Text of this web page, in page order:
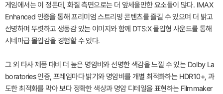
게임에서는 이 정돈데, 화질 측면으로는 더 앞세울만한 요소들이 많다. IMAX
Enhanced 인증을 통해 프리미엄 스트리밍 콘텐츠를 즐길 수 있으며 더 밝고
선명하며 뚜렷하고 생동감 있는 이미지와 함께 DTS:X 몰입형 사운드를 통해
시네마급 몰입감을 경험할 수 있다.
그 외 타사 제품 대비 더 높은 명암비와 선명한 색감을 느낄 수 있는 Dolby La
boratories 인증, 프레임마다 밝기와 명암비를 개별 최적화하는 HDR10+, 과
도한 최적화를 막아 보다 정확한 색상과 명암 디테일을 표현하는 Filmmaker